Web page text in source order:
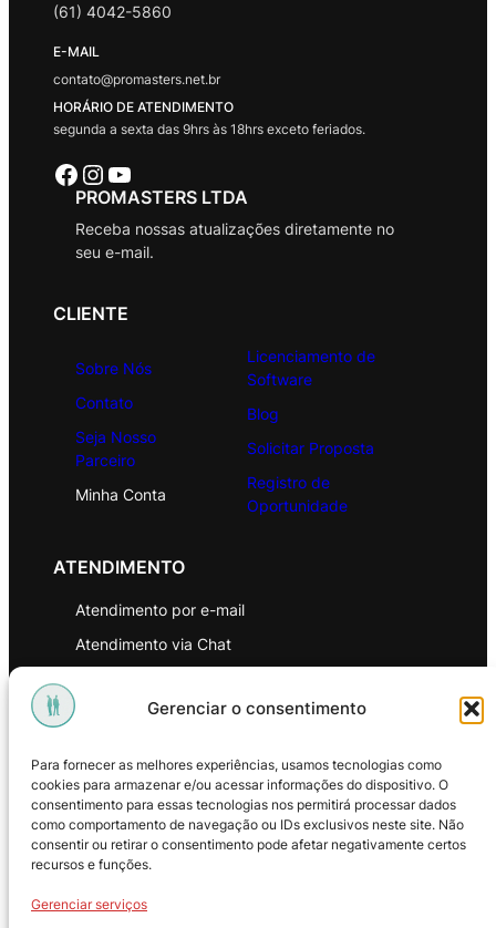
Gerenciar o consentimento
Para fornecer as melhores experiências, usamos tecnologias como
cookies para armazenar e/ou acessar informações do dispositivo. O
consentimento para essas tecnologias nos permitirá processar dados
como comportamento de navegação ou IDs exclusivos neste site. Não
consentir ou retirar o consentimento pode afetar negativamente certos
recursos e funções.
Gerenciar serviços
(61) 4042-5860
E-MAIL
contato@promasters.net.br
HORÁRIO DE ATENDIMENTO
segunda a sexta das 9hrs às 18hrs exceto feriados.
Facebook Instagram Youtube
PROMASTERS LTDA
Receba nossas atualizações diretamente no
seu e-mail.
CLIENTE
Sobre Nós
Contato
Seja Nosso
Parceiro
Minha Conta
Licenciamento de
Software
Blog
Solicitar Proposta
Registro de
Oportunidade
ATENDIMENTO
Atendimento por e-mail
Atendimento via Chat
Política de Privacidade
Política de Troca e Devoluções
Política de Reembolso